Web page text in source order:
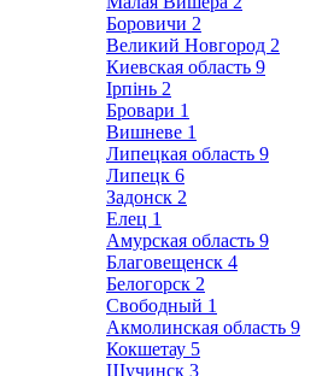
Боровичи 2
Великий Новгород 2
Киевская область 9
Ірпінь 2
Бровари 1
Вишневе 1
Липецкая область 9
Липецк 6
Задонск 2
Елец 1
Амурская область 9
Благовещенск 4
Белогорск 2
Свободный 1
Акмолинская область 9
Кокшетау 5
Щучинск 3